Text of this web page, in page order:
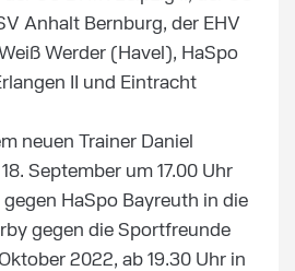
Anhalt Bernburg, der EHV
Werder (Havel), HaSpo
II und Eintracht
neuen Trainer Daniel
September um 17.00 Uhr
HaSpo Bayreuth in die
gegen die Sportfreunde
2022, ab 19.30 Uhr in